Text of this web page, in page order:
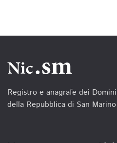
Registro e anagrafe dei Domini
della Repubblica di San Marino